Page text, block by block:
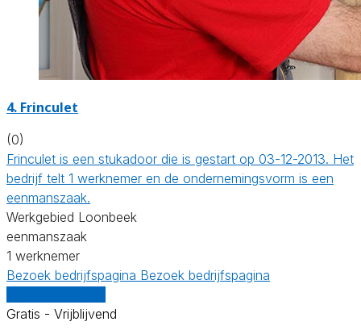
4. Frinculet
(0)
Frinculet is een stukadoor die is gestart op 03-12-2013. Het
bedrijf telt 1 werknemer en de ondernemingsvorm is een
eenmanszaak.
Werkgebied Loonbeek
eenmanszaak
1 werknemer
Bezoek bedrijfspagina Bezoek bedrijfspagina
Gratis - Vrijblijvend